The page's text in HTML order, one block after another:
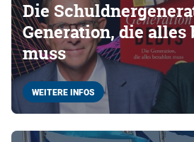
Die
Generation, die alles
muss
WEITERE INFOS